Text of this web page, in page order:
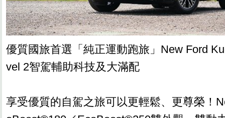
優質國旅首選「純正運動跑旅」New Ford
vel 2智駕輔助科技及大滿配
享受優質的自駕之旅可以更輕鬆、更尊榮！